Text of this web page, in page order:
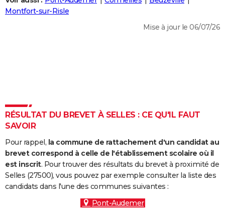
Destinations
City break
Voyage nature
Voyage de noces
Forum
Climat
+
PHOTO
Dictionnaire
Biographies
Citations
Expressions
Proverbes
PROGRAMME TV
S'inscrire
Se connecter
Lycées
Collèges
Primaires
Universités
Entreprises
Service militaire
Avis de recherche
AVIS DE DÉCÈS
FORUM
Montfort-sur-Risle
Mise à jour le 06/07/26
RÉSULTAT DU BREVET À SELLES : CE QU'IL FAUT
SAVOIR
Pour rappel, la commune de rattachement d'un candidat au
brevet correspond à celle de l'établissement scolaire où il
est inscrit. Pour trouver des résultats du brevet à proximité de
Selles (27500), vous pouvez par exemple consulter la liste des
candidats dans l'une des communes suivantes :
Pont-Audemer